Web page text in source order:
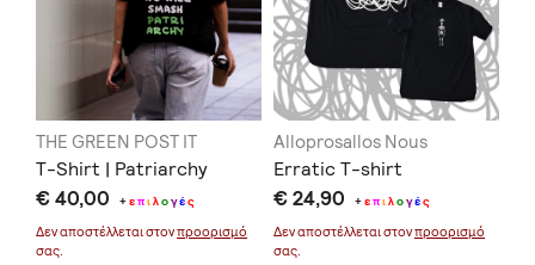
THE GREEN POST IT
T-Shirt | Patriarchy
€ 40,00 +επιλογές
Δεν αποστέλλεται στονπροορισμό
σας.
Alloprosallos Nous
Erratic T-shirt
€ 24,90 +επιλογές
Δεν αποστέλλεται στονπροορισμό
σας.